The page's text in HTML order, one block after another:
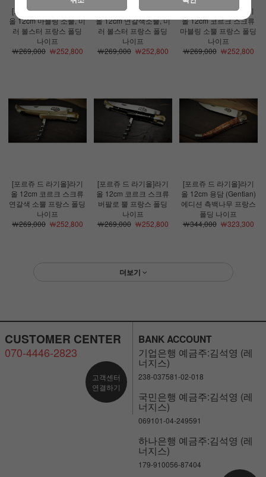
[포르쥬 드 라기올]라기
올 12cm 마블링 소뿔, 미
러 볼스터 프랑스 폴딩
나이프
￦269,000￦252,800
[포르쥬 드 라기올]라기
올 12cm 연갈색소뿔, 미
러 볼스터 프랑스 폴딩
나이프
￦269,000￦252,800
[포르쥬 드 라기올]라기
올 12cm 코르크 스크류
마블링 소뿔 프랑스 폴딩
나이프
￦269,000￦252,800
[포르쥬 드 라기올]라기
올 12cm 코르크 스크류
연갈색 소뿔 프랑스 폴딩
나이프
￦269,000￦252,800
[포르쥬 드 라기올]라기
올 12cm 코르크 스크류
버팔로 뿔 프랑스 폴딩
나이프
￦269,000￦252,800
[포르쥬 드 라기올]라기
올 12cm 용담 (Gentian)
에디션 측백나무 프랑스
폴딩 나이프
￦344,000￦323,300
더보기
CUSTOMER CENTER
070-4446-2823
고객센터
연결하기
BANK ACCOUNT
기업은행 예금주:김석영 (레
너지스)
238-037581-02-018
국민은행 예금주:김석영 (레
너지스)
069101-04-249591
하나은행 예금주:김석영 (레
너지스)
179-910056-87404